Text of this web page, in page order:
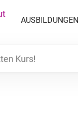
AUSBILDUNGEN